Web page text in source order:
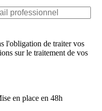
l'obligation de traiter vos
sur le traitement de vos
en place en 48h